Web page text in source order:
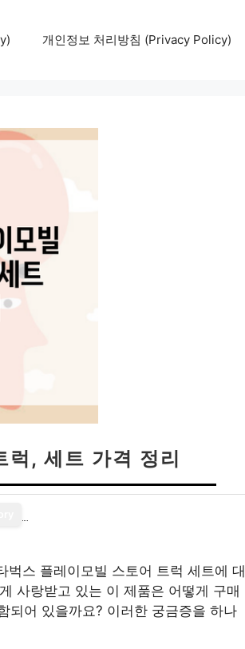
개인정보 처리방침 (Privacy Policy)
, 세트 가격 정리
스 플레이모빌 스토어 트럭 세트에 대
사랑받고 있는 이 제품은 어떻게 구매
되어 있을까요? 이러한 궁금증을 하나